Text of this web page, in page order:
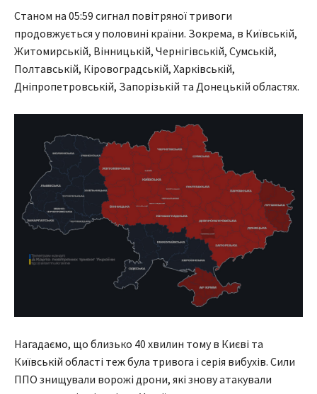
Станом на 05:59 сигнал повітряної тривоги
продовжується у половині країни. Зокрема, в Київській,
Житомирській, Вінницькій, Чернігівській, Сумській,
Полтавській, Кіровоградській, Харківській,
Дніпропетровській, Запорізькій та Донецькій областях.
Нагадаємо, що близько 40 хвилин тому в Києві та
Київській області теж була тривога і серія вибухів. Сили
ППО знищували ворожі дрони, які знову атакували